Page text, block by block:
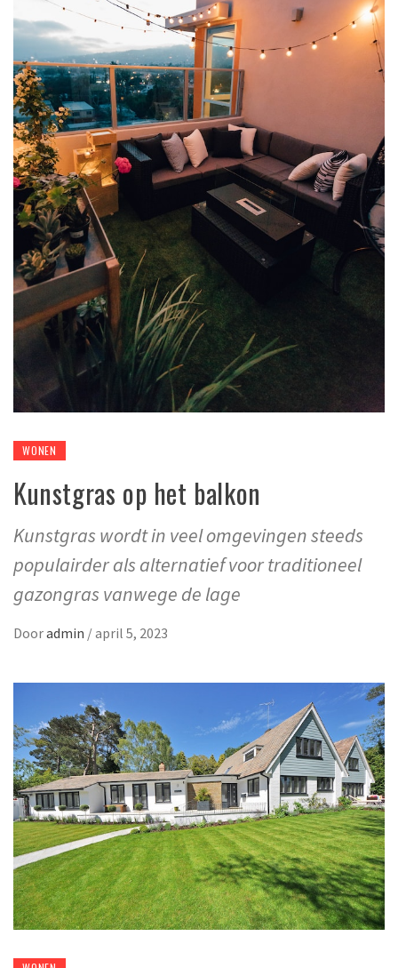
WONEN
Kunstgras op het balkon
Kunstgras wordt in veel omgevingen steeds
populairder als alternatief voor traditioneel
gazongras vanwege de lage
Dooradmin /april 5, 2023